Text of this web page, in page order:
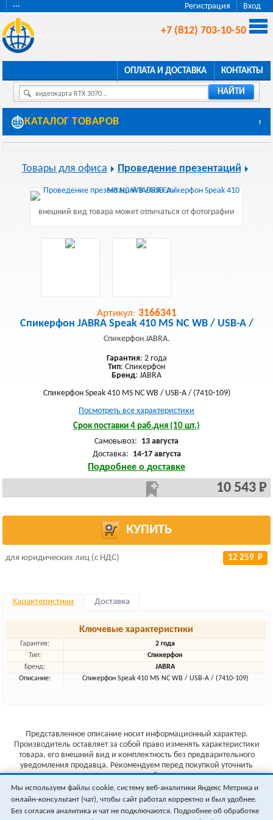
Регистрация Вход
···
+7 (812) 703-10-50
ОПЛАТА И ДОСТАВКА КОНТАКТЫ
видеокарта RTX 3070... НАЙТИ
КАТАЛОГ ТОВАРОВ ›
Товары для офиса Проведение презентаций
внешний вид товара может отличаться от фотографии
Артикул: 3166341
Спикерфон JABRA Speak 410 MS NC WB / USB-A /
Спикерфон JABRA.
Гарантия: 2 года
Тип: Спикерфон
Бренд: JABRA
Спикерфон Speak 410 MS NC WB / USB-A / (7410-109)
Посмотреть все характеристики
Срок поставки 4 раб.дня (10 шт.)
Самовывоз: 13 августа
Доставка: 14-17 августа
Подробнее о доставке
10 543 Р
КУПИТЬ
для юридических лиц (с НДС) 12 259 Р
Характеристики Доставка
Ключевые характеристики
Гарантия:
2 года
Тип:
Спикерфон
Бренд:
JABRA
Описание:
Спикерфон Speak 410 MS NC WB / USB-A / (7410-109)
Представленное описание носит информационный характер.
Производитель оставляет за собой право изменять характеристики
товара, его внешний вид и комплектность без предварительного
уведомления продавца. Рекомендуем перед покупкой уточнить
характеристики товара на сайте производителя.
Указанные цены не являются публичной офертой (ст.435 ГК РФ).
Стоимость и наличие товара уточняйте у менеджера.
Мы используем файлы cookie, систему веб-аналитики Яндекс Метрика и
онлайн-консультант (чат), чтобы сайт работал корректно и был удобнее.
Без согласия аналитика и чат не подключаются. Подробнее об обработке